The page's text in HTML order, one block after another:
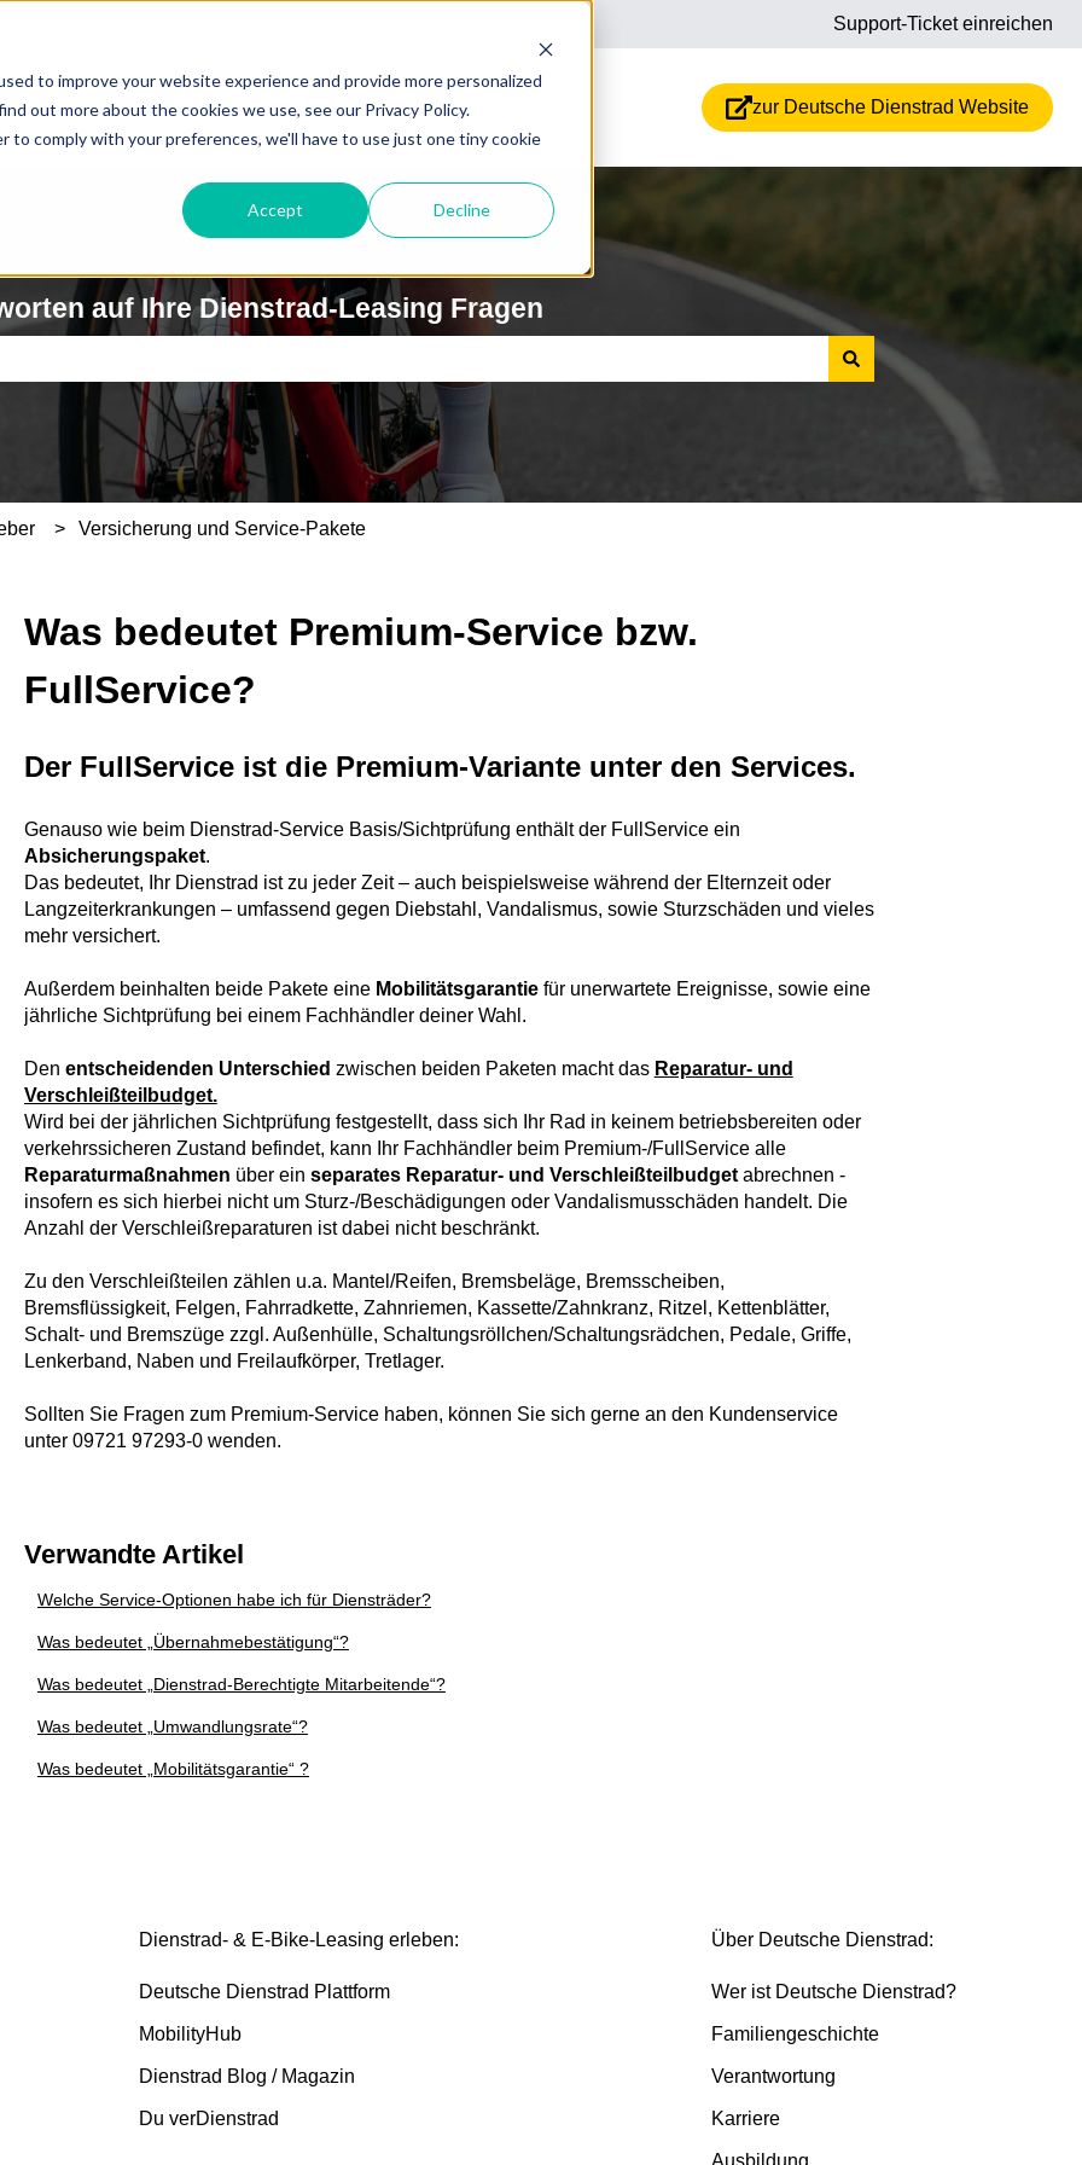
to improve your website experience and provide more personalized
out more about the cookies we use, see our Privacy Policy.
comply with your preferences, we'll have to use just one tiny cookie
Accept Decline
Support-Ticket einreichen
zur Deutsche Dienstrad Website
auf Ihre Dienstrad-Leasing Fragen
leer ist.
Versicherung und Service-Pakete
Was bedeutet Premium-Service bzw.
FullService?
Der FullService ist die Premium-Variante unter den Services.
Genauso wie beim Dienstrad-Service Basis/Sichtprüfung enthält der FullService ein
Absicherungspaket.
Das bedeutet, Ihr Dienstrad ist zu jeder Zeit – auch beispielsweise während der Elternzeit oder
Langzeiterkrankungen – umfassend gegen Diebstahl, Vandalismus, sowie Sturzschäden und vieles
mehr versichert.
Außerdem beinhalten beide Pakete eine Mobilitätsgarantie für unerwartete Ereignisse, sowie eine
jährliche Sichtprüfung bei einem Fachhändler deiner Wahl.
Den entscheidenden Unterschied zwischen beiden Paketen macht das Reparatur- und
Verschleißteilbudget.
Wird bei der jährlichen Sichtprüfung festgestellt, dass sich Ihr Rad in keinem betriebsbereiten oder
verkehrssicheren Zustand befindet, kann Ihr Fachhändler beim Premium-/FullService alle
Reparaturmaßnahmen über ein separates Reparatur- und Verschleißteilbudgetabrechnen -
insofern es sich hierbei nicht um Sturz-/Beschädigungen oder Vandalismusschäden handelt. Die
Anzahl der Verschleißreparaturen ist dabei nicht beschränkt.
Zu den Verschleißteilen zählen u.a. Mantel/Reifen, Bremsbeläge, Bremsscheiben,
Bremsflüssigkeit, Felgen, Fahrradkette, Zahnriemen, Kassette/Zahnkranz, Ritzel, Kettenblätter,
Schalt- und Bremszüge zzgl. Außenhülle, Schaltungsröllchen/Schaltungsrädchen, Pedale, Griffe,
Lenkerband, Naben und Freilaufkörper, Tretlager.
Sollten Sie Fragen zum Premium-Service haben, können Sie sich gerne an den Kundenservice
unter 09721 97293-0 wenden.
Verwandte Artikel
Welche Service-Optionen habe ich für Diensträder?
Was bedeutet „Übernahmebestätigung“?
Was bedeutet „Dienstrad-Berechtigte Mitarbeitende“?
Was bedeutet „Umwandlungsrate“?
Was bedeutet „Mobilitätsgarantie“ ?
Dienstrad- & E-Bike-Leasing erleben:
Deutsche Dienstrad Plattform
MobilityHub
Dienstrad Blog / Magazin
Du verDienstrad
Über Deutsche Dienstrad:
Wer ist Deutsche Dienstrad?
Familiengeschichte
Verantwortung
Karriere
Ausbildung